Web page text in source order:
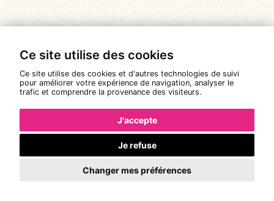
Ce site utilise des cookies
Ce site utilise des cookies et d'autres technologies de suivi
pour améliorer votre expérience de navigation, analyser le
trafic et comprendre la provenance des visiteurs.
J'accepte
Je refuse
Changer mes préférences
© Tous droits réservés 2026 |
Le Baiser Salé
Mentions légales
Politique de confidentialité
Conditions Générales de Vente
Réalisation :Pixéine